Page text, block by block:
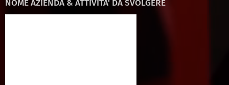
NOME AZIENDA & ATTIVITA' DA SVOLGERE